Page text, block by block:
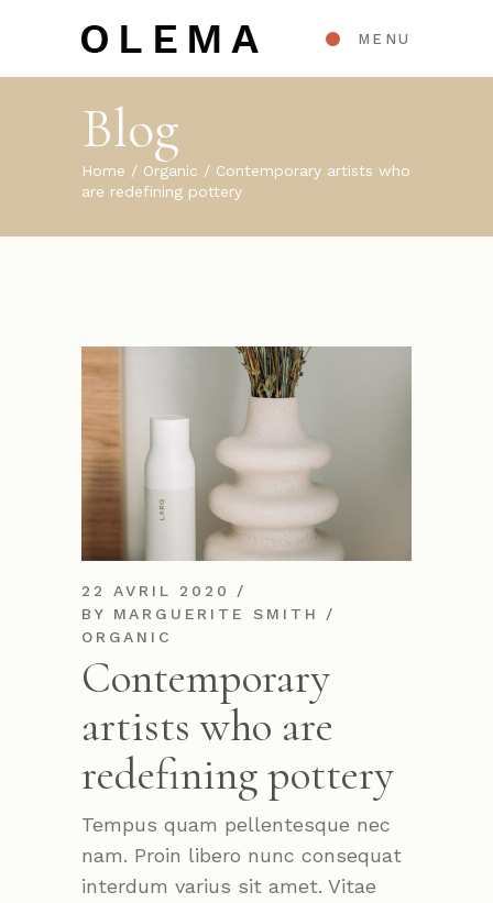
MENU
Blog
Home Organic
Contemporary artists who
are redefining pottery
22 AVRIL 2020
BY
MARGUERITE SMITH
ORGANIC
Contemporary
artists who are
redefining pottery
Tempus quam pellentesque nec
nam. Proin libero nunc consequat
interdum varius sit amet. Vitae